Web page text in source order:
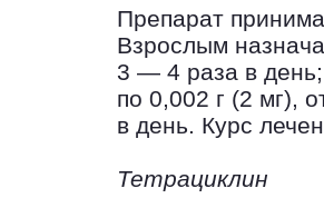
Препарат
Взрослым
3 — 4 раза в
по 0,002 г (2 мг),
в день. Курс
Тетрациклин